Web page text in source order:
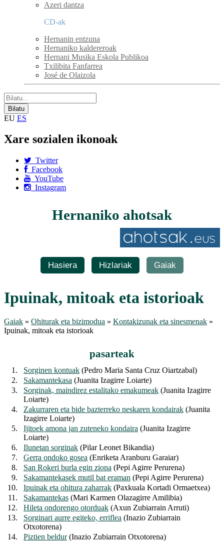
Azeri dantza
CD-ak
Hernanin entzuna
Hernaniko kaldereroak
Hernani Musika Eskola Publikoa
Txilibita Fanfarrea
José de Olaizola
EU ES
Xare sozialen ikonoak
Twitter
Facebook
YouTube
Instagram
Hernaniko ahotsak
Hasiera Hizlariak Gaiak
Ipuinak, mitoak eta istorioak
Gaiak » Ohiturak eta bizimodua » Kontakizunak eta sinesmenak »
Ipuinak, mitoak eta istorioak
pasarteak
1. Sorginen kontuak (Pedro Maria Santa Cruz Oiartzabal)
2.
Sakamantekasa (Juanita Izagirre Loiarte)
3.
Sorginak, maindirez estalitako emakumeak (Juanita Izagirre
Loiarte)
4.
Zakurraren eta bide bazterreko neskaren kondairak (Juanita
Izagirre Loiarte)
5.
Ijitoek amona jan zuteneko kondaira (Juanita Izagirre
Loiarte)
6.
Ilunetan sorginak (Pilar Leonet Bikandia)
7.
Gerra ondoko gosea (Enriketa Aranburu Garaiar)
8.
San Rokeri burla egin ziona (Pepi Agirre Perurena)
9.
Sakamantekasek mutil bat eraman (Pepi Agirre Perurena)
10.
Ipuinak eta ohitura zaharrak (Paxkuala Kortadi Ormaetxea)
11.
Sakamantekas (Mari Karmen Olazagirre Amilibia)
12.
Hileta ondorengo otorduak (Axun Zubiarrain Arruti)
13.
Sorginari aurre egiteko, erriflea (Inazio Zubiarrain
Otxotorena)
14.
Piztien beldur(Inazio Zubiarrain Otxotorena)